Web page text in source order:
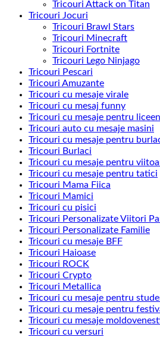
Tricouri Attack on Titan
Tricouri Jocuri
Tricouri Brawl Stars
Tricouri Minecraft
Tricouri Fortnite
Tricouri Lego Ninjago
Tricouri Pescari
Tricouri Amuzante
Tricouri cu mesaje virale
Tricouri cu mesaj funny
Tricouri cu mesaje pentru
Tricouri auto cu mesaje masini
Tricouri cu mesaje pentru
Tricouri Burlaci
Tricouri cu mesaje pentru
Tricouri cu mesaje pentru tatici
Tricouri Mama Fiica
Tricouri Mamici
Tricouri cu pisici
Tricouri Personalizate Viitori
Tricouri Personalizate Familie
Tricouri cu mesaje BFF
Tricouri Haioase
Tricouri ROCK
Tricouri Crypto
Tricouri Metallica
Tricouri cu mesaje pentru
Tricouri cu mesaje pentru
Tricouri cu mesaje
Tricouri cu versuri